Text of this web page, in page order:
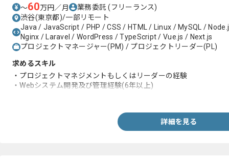
〜60万円／月 業務委託(フリーランス)
渋谷(東京都)/一部リモート
Java / JavaScript / PHP / CSS / HTML / Linux / MySQL /
Nginx / Laravel / WordPress / TypeScript / Vue.js / Next.js
プロジェクトマネージャー(PM) / プロジェクトリーダー(PL)
求めるスキル
・プロジェクトマネジメントもしくはリーダーの経験
・Webシステム開発及び管理経験(6年以上)
詳細を見る